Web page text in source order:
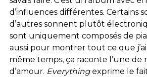
d’influences différentes. Certains
d’autres sonnent plutôt
sont uniquement composés de
aussi pour montrer tout ce que
même temps, ça raconte l’une de
d’amour. Everythingexprime le